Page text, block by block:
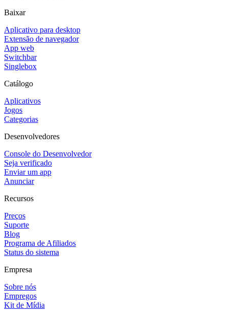
Baixar
Aplicativo para desktop
Extensão de navegador
App web
Switchbar
Singlebox
Catálogo
Aplicativos
Jogos
Categorias
Desenvolvedores
Console do Desenvolvedor
Seja verificado
Enviar um app
Anunciar
Recursos
Preços
Suporte
Blog
Programa de Afiliados
Status do sistema
Empresa
Sobre nós
Empregos
Kit de Mídia